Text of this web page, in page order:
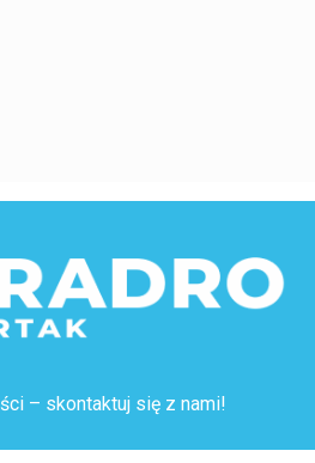
– skontaktuj się z nami!